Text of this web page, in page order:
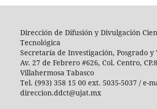
Dirección de Difusión y Divulgación
Tecnológica
Secretaría de Investigación, Posgrado y
Av. 27 de Febrero #626, Col. Centro,
Villahermosa Tabasco
Tel. (993) 358 15 00 ext. 5035-5037 / e-
direccion.ddct@ujat.mx